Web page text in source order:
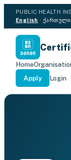
PUBLIC HEALTH
English ·ქართული
Home
Apply
Login